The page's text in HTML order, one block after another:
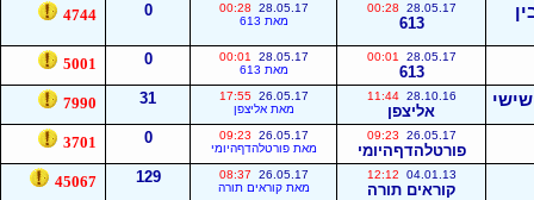
28.05.17
00:28
613
28.05.17
00:28
מאת 613
0
4744
28.05.17
00:01
613
28.05.17
00:01
מאת 613
0
5001
28.10.16
11:44
אליצפן
26.05.17
17:55
מאת אליצפן
31
7990
26.05.17
09:23
פורטלהדףהיומי
26.05.17
09:23
מאת פורטלהדףהיומי
0
3701
04.01.13
12:12
קוראים תורה
26.05.17
08:37
מאת קוראים תורה
129
45067